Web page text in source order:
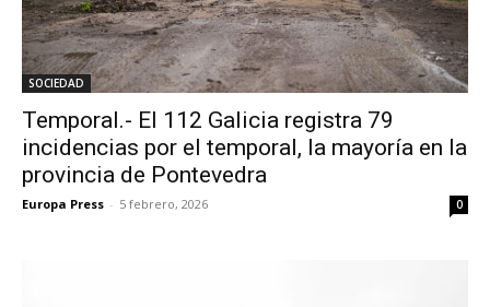
SOCIEDAD
Temporal.- El 112 Galicia registra 79
incidencias por el temporal, la mayoría en la
provincia de Pontevedra
Europa Press - 5 febrero, 2026 0